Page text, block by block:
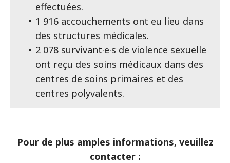
effectuées.
1 916 accouchements ont eu lieu dans
des structures médicales.
2 078 survivant·e·s de violence sexuelle
ont reçu des soins médicaux dans des
centres de soins primaires et des
centres polyvalents.
Pour de plus amples informations, veuillez
contacter :